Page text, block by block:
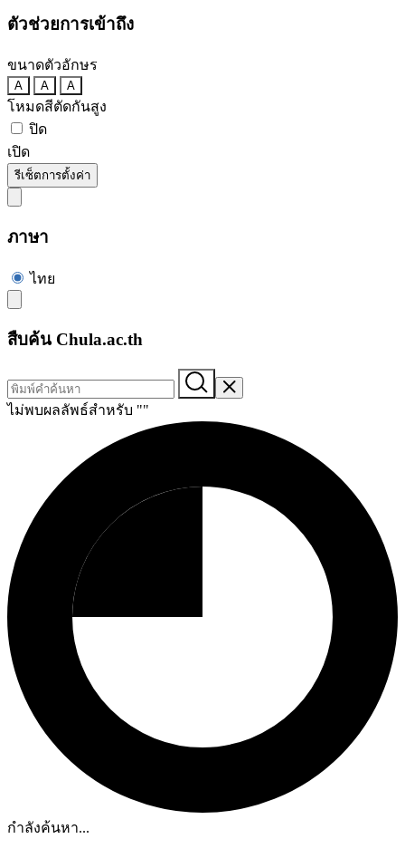
ตัวช่วยการเข้าถึง
ขนาดตัวอักษร
A A A
โหมดสีตัดกันสูง
ปิด
เปิด
รีเซ็ตการตั้งค่า
ภาษา
ไทย
สืบค้น Chula.ac.th
ไม่พบผลลัพธ์สำหรับ ""
กำลังค้นหา...